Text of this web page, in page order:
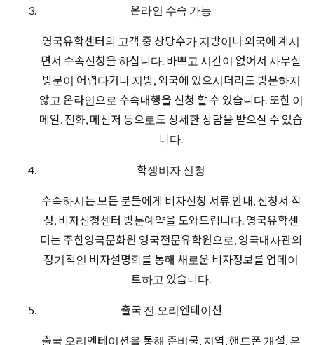
온라인 수속 가능
영국유학센터의 고객 중 상당수가 지방이나 외국에 계시
면서 수속신청을 하십니다. 바쁘고 시간이 없어서 사무실
방문이 어렵다거나 지방, 외국에 있으시더라도 방문하지
않고 온라인으로 수속대행을 신청 할 수 있습니다. 또한 이
메일, 전화, 메신저 등으로도 상세한 상담을 받으실 수 있습
니다.
학생비자 신청
수속하시는 모든 분들에게 비자신청 서류 안내, 신청서 작
성, 비자신청센터 방문예약을 도와드립니다. 영국유학센
터는 주한영국문화원 영국전문유학원으로, 영국대사관의
정기적인 비자설명회를 통해 새로운 비자정보를 업데이
트하고 있습니다.
출국 전 오리엔테이션
출국 오리엔테이션을 통해 준비물, 지역, 핸드폰 개설, 은